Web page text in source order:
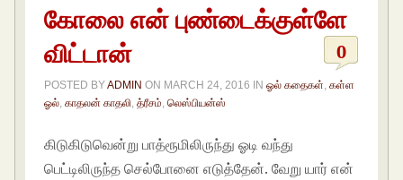
கோலை என் புண்டைக்குள்ளே
விட்டான்
0
POSTED BYADMIN ON MARCH 24, 2016 INஓல் கதைகள் ,கள்ள
ஓல் ,காதலன் காதலி ,த்ரீசம் ,லெஸ்பியன்ஸ்
கிடுகிடுவென்று பாத்ரூமிலிருந்து ஓடி வந்து
பெட்டிலிருந்த செல்போனை எடுத்தேன். வேறு யார் என்